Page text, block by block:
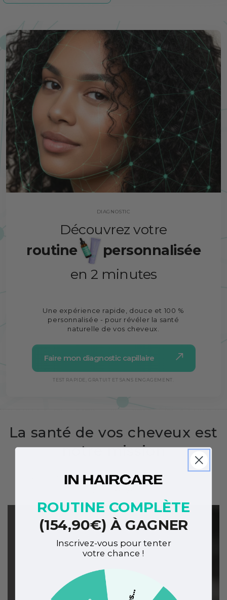
DIAGNOSTIC
Découvrez votre
routine
personnalisée
en 2 minutes
Une expérience rapide, douce et 100 %
personnalisée - pour révéler la santé
naturelle de vos cheveux.
Faire mon diagnostic capillaire
TEST RAPIDE, GRATUIT ET SANS ENGAGEMENT.
La santé de vos cheveux est
notre mission
Vos cheveux en bonne santé, c'est notre
ROUTINE COMPLÈTE
(154,90€) À GAGNER
Inscrivez-vous pour tenter
votre chance !